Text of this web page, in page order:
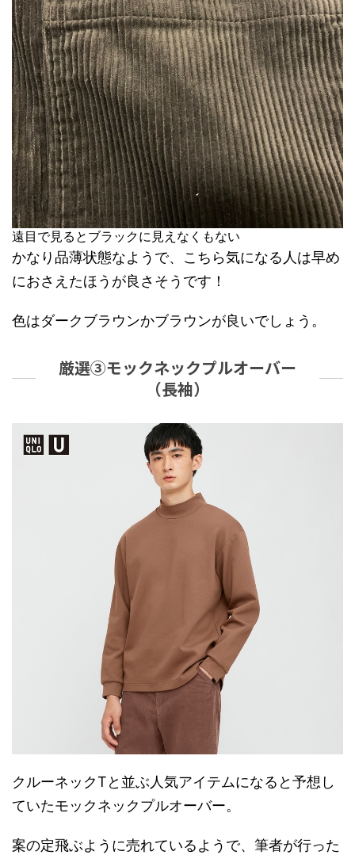
遠目で見るとブラックに見えなくもない
かなり品薄状態なようで、こちら気になる人は早め
におさえたほうが良さそうです！
色はダークブラウンかブラウンが良いでしょう。
厳選③モックネックプルオーバー
（長袖）
クルーネックTと並ぶ人気アイテムになると予想し
ていたモックネックプルオーバー。
案の定飛ぶように売れているようで、筆者が行った